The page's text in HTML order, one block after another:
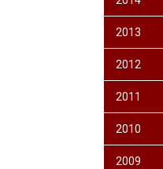
2013
2012
2011
2010
2009